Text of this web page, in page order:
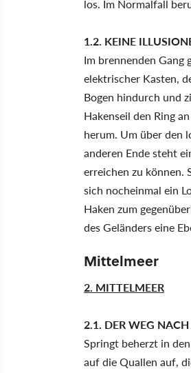
los. Im Normalfall
1.2. KEINE
Im brennenden Gang
elektrischer Kasten,
Bogen hindurch und
Hakenseil den Ring
herum. Um über den
anderen Ende steht
erreichen zu können.
sich nocheinmal ein
Haken zum
des Geländers eine
Mittelmeer
2. MITTELMEER
2.1. DER WEG
Springt beherzt in
auf die Quallen auf,